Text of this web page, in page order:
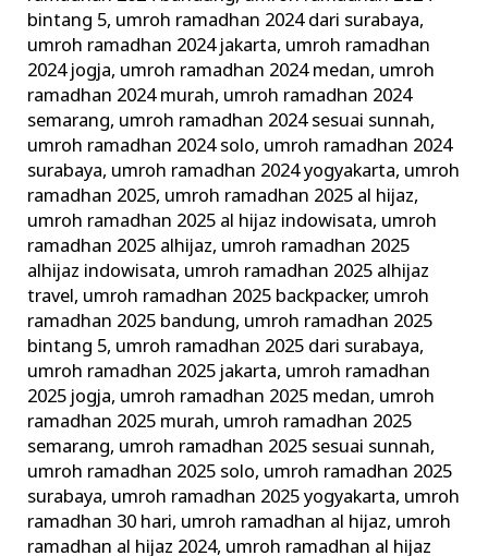
bintang 5, umroh ramadhan 2024 dari surabaya,
umroh ramadhan 2024 jakarta, umroh ramadhan
2024 jogja, umroh ramadhan 2024 medan, umroh
ramadhan 2024 murah, umroh ramadhan 2024
semarang, umroh ramadhan 2024 sesuai sunnah,
umroh ramadhan 2024 solo, umroh ramadhan 2024
surabaya, umroh ramadhan 2024 yogyakarta, umroh
ramadhan 2025, umroh ramadhan 2025 al hijaz,
umroh ramadhan 2025 al hijaz indowisata, umroh
ramadhan 2025 alhijaz, umroh ramadhan 2025
alhijaz indowisata, umroh ramadhan 2025 alhijaz
travel, umroh ramadhan 2025 backpacker, umroh
ramadhan 2025 bandung, umroh ramadhan 2025
bintang 5, umroh ramadhan 2025 dari surabaya,
umroh ramadhan 2025 jakarta, umroh ramadhan
2025 jogja, umroh ramadhan 2025 medan, umroh
ramadhan 2025 murah, umroh ramadhan 2025
semarang, umroh ramadhan 2025 sesuai sunnah,
umroh ramadhan 2025 solo, umroh ramadhan 2025
surabaya, umroh ramadhan 2025 yogyakarta, umroh
ramadhan 30 hari, umroh ramadhan al hijaz, umroh
ramadhan al hijaz 2024, umroh ramadhan al hijaz